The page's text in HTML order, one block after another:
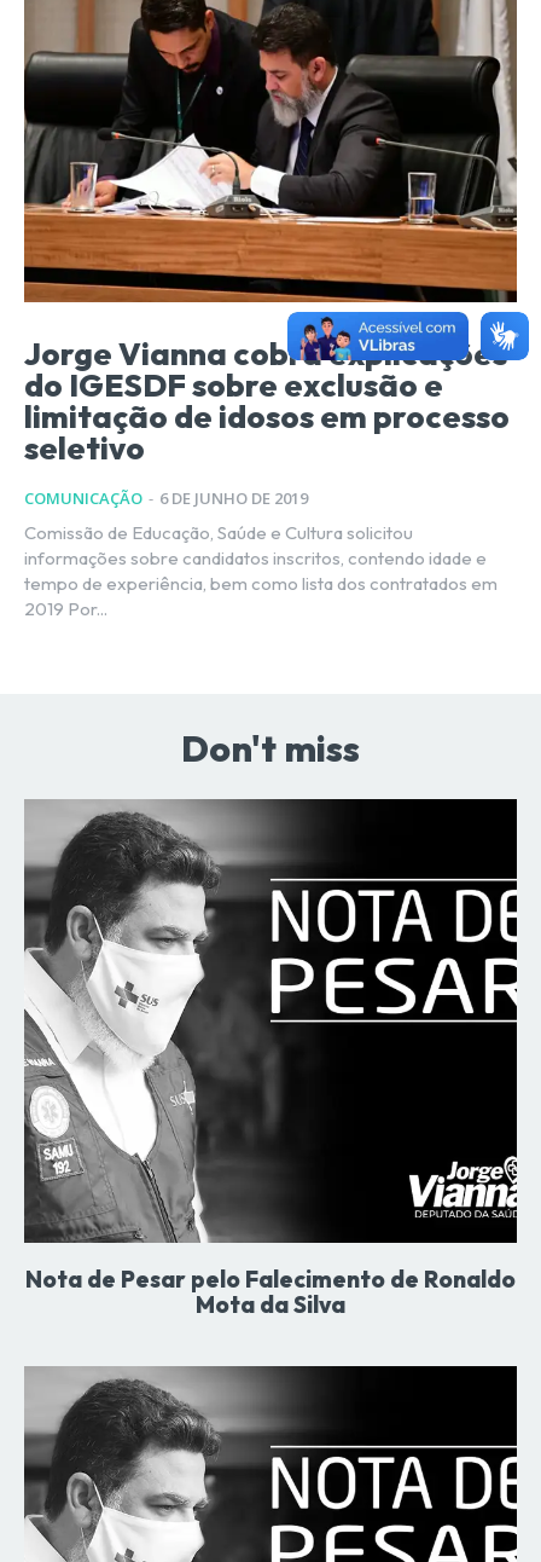
Jorge Vianna cobra explicações
do IGESDF sobre exclusão e
limitação de idosos em processo
seletivo
COMUNICAÇÃO - 6 DE JUNHO DE 2019
Comissão de Educação, Saúde e Cultura solicitou
informações sobre candidatos inscritos, contendo idade e
tempo de experiência, bem como lista dos contratados em
2019 Por...
Don't miss
Nota de Pesar pelo Falecimento de Ronaldo
Mota da Silva